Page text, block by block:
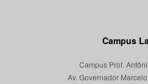
Campus
Campus Prof.
Av. Governador